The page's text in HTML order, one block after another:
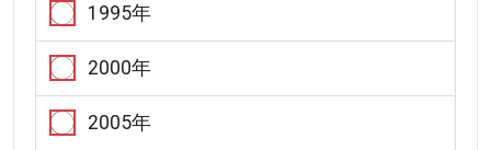
1995年
2000年
2005年